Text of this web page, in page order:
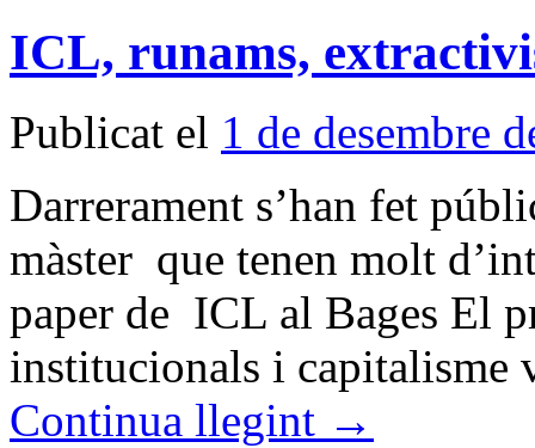
ICL, runams,
Publicat el 1 de desembre
Darrerament s’han fet
màster que tenen molt
paper de ICL al Bages El
institucionals i
Continua llegint →